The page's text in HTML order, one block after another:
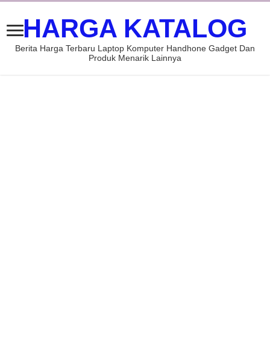
HARGA KATALOG
Berita Harga Terbaru Laptop Komputer Handhone Gadget Dan
Produk Menarik Lainnya